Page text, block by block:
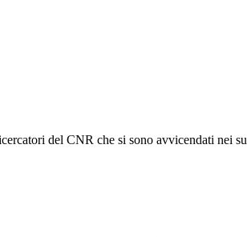
del CNR che si sono avvicendati nei